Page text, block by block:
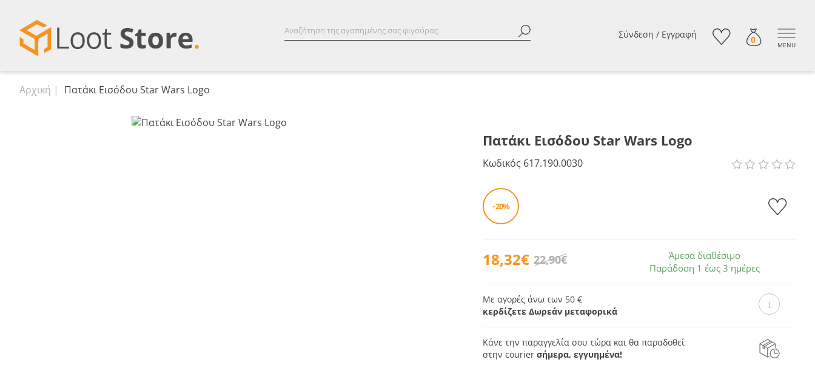
Σύνδεση / Εγγραφή 0 MENU
Αρχική Πατάκι Εισόδου Star Wars Logo
Πατάκι Εισόδου Star Wars Logo
Κωδικός 617.190.0030
- 20%
18,32€ 22,90€
Άμεσα διαθέσιμο
Παράδοση 1 έως 3 ημέρες
Με αγορές άνω των 50 €
κερδίζετε Δωρεάν μεταφορικά
Κάνε την παραγγελία σου τώρα και θα παραδοθεί
στην courierσήμερα, εγγυημένα!